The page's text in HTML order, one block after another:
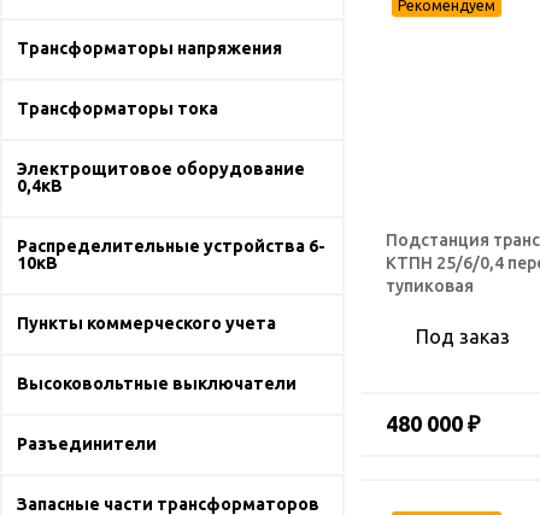
Трансформаторы напряжения
Трансформаторы тока
Электрощитовое оборудование
0,4кВ
Распределительные устройства 6-
10кВ
Пункты коммерческого учета
Высоковольтные выключатели
Разъединители
Запасные части трансформаторов
Подстанция
КТПН 25/6/0,4
тупиковая
Под заказ
480 000 ₽